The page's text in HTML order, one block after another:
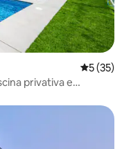
5 de uma
5 (35)
privativa e